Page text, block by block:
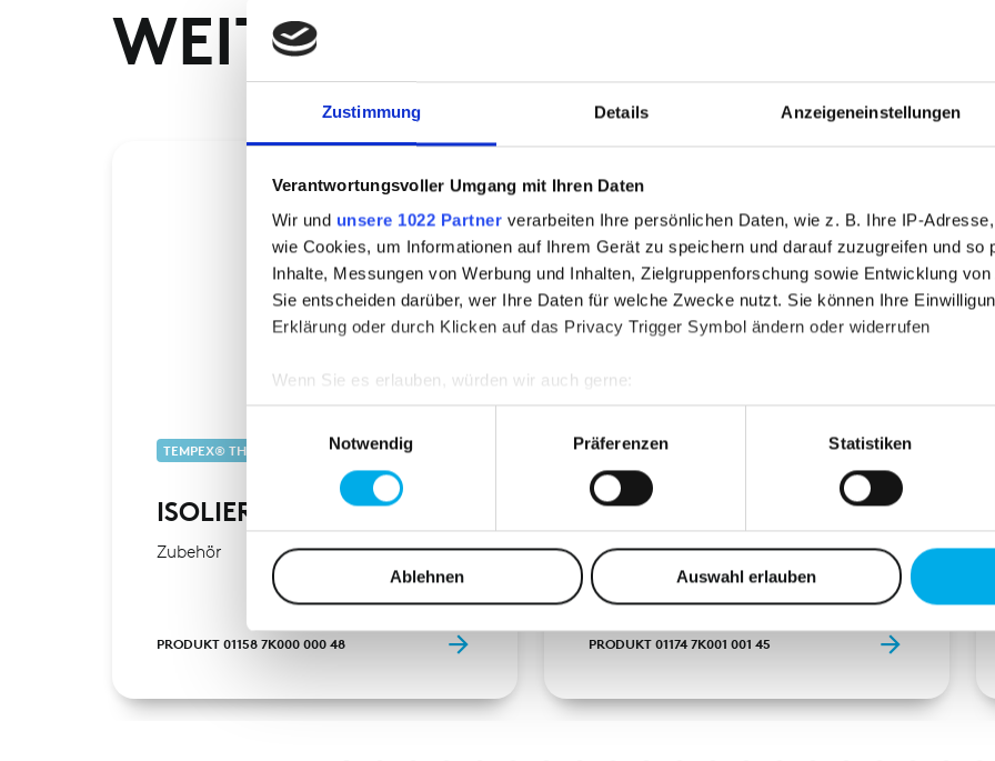
Zustimmung Details Anzeigeneinstellungen
Verantwortungsvoller Umgang mit Ihren Daten
Wir und unsere 1022 Partner verarbeiten Ihre persönlichen Daten, wie z. B. Ihre IP-
wie Cookies, um Informationen auf Ihrem Gerät zu speichern und darauf zuzugreifen und so
Inhalte, Messungen von Werbung und Inhalten, Zielgruppenforschung sowie Entwicklung
Sie entscheiden darüber, wer Ihre Daten für welche Zwecke nutzt. Sie können Ihre
Erklärung oder durch Klicken auf das Privacy Trigger Symbol ändern oder widerrufen
Wenn Sie es erlauben, würden wir auch gerne:
Informationen über Ihre geografische Lage erfassen, welche bis auf einige Meter
Ihr Gerät durch aktives Scannen nach bestimmten Merkmalen (Fingerprinting)
Erfahren Sie mehr darüber, wie Ihre persönlichen Daten verarbeitet werden, und legen Sie
Einzelheitenfest.
Wir verwenden Cookies, um Inhalte und Anzeigen zu personalisieren, Funktionen für soziale
und die Zugriffe auf unsere Website zu analysieren. Außerdem geben wir Informationen zu
Website an unsere Partner für soziale Medien, Werbung und Analysen weiter. Unsere
möglicherweise mit weiteren Daten zusammen, die Sie ihnen bereitgestellt haben oder die
der Dienste gesammelt haben.
Notwendig
Präferenzen Statistiken
Ablehnen Auswahl erlauben
WEITERE PRODUKTE
TEMPEX® THERMO ACCESSORIES
ISOLIEREINSATZ
Zubehör
PRODUKT 01158 7K000 000 48
TEMPEX® THERMO ACCESSORIES
KAPUZE CLASSIC
Zubehör
PRODUKT 01174 7K001 001 45